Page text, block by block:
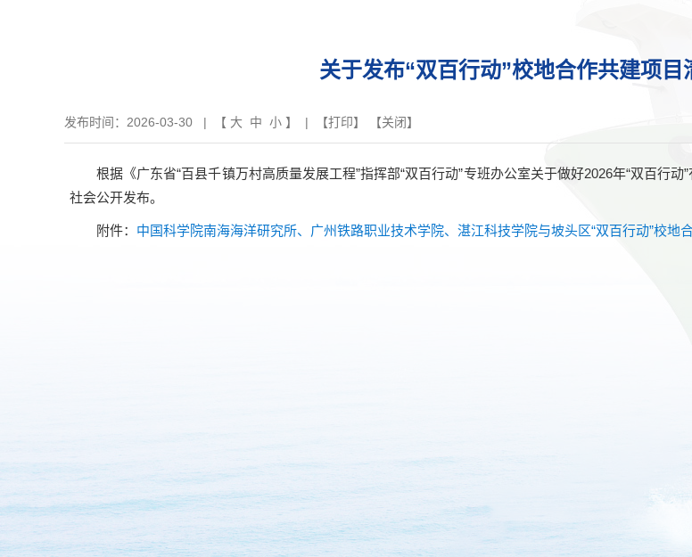
关于发布“双百行动”校地合作共建项
发布时间：2026-03-30 | 【 大 中 小 】 | 【打印】 【关闭】
根据《广东省“百县千镇万村高质量发展工程”指挥部“双百行动”专班办公室关于做好2026年“双百行
社会公开发布。
附件： 中国科学院南海海洋研究所、广州铁路职业技术学院、湛江科技学院与坡头区“双百行动”校地